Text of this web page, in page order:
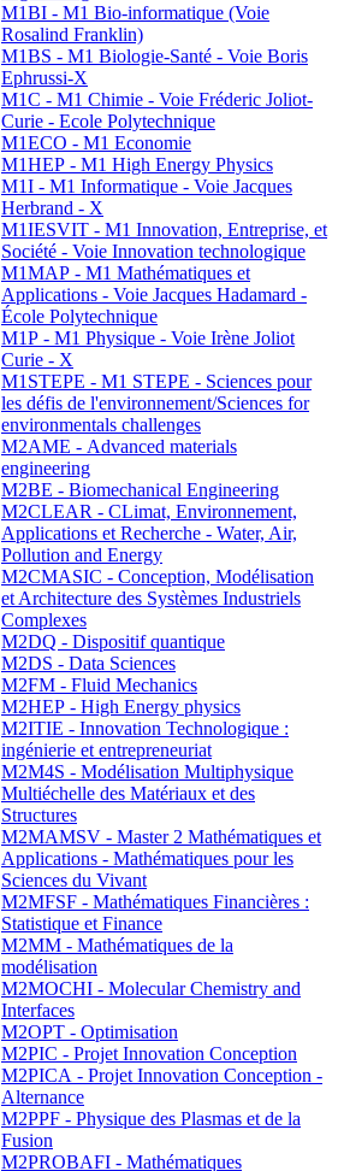
M1BI - M1 Bio-informatique (Voie
Rosalind Franklin)
M1BS - M1 Biologie-Santé - Voie Boris
Ephrussi-X
M1C - M1 Chimie - Voie Fréderic Joliot-
Curie - Ecole Polytechnique
M1ECO - M1 Economie
M1HEP - M1 High Energy Physics
M1I - M1 Informatique - Voie Jacques
Herbrand - X
M1IESVIT - M1 Innovation, Entreprise, et
Société - Voie Innovation technologique
M1MAP - M1 Mathématiques et
Applications - Voie Jacques Hadamard -
École Polytechnique
M1P - M1 Physique - Voie Irène Joliot
Curie - X
M1STEPE - M1 STEPE - Sciences pour
les défis de l'environnement/Sciences for
environmentals challenges
M2AME - Advanced materials
engineering
M2BE - Biomechanical Engineering
M2CLEAR - CLimat, Environnement,
Applications et Recherche - Water, Air,
Pollution and Energy
M2CMASIC - Conception, Modélisation
et Architecture des Systèmes Industriels
Complexes
M2DQ - Dispositif quantique
M2DS - Data Sciences
M2FM - Fluid Mechanics
M2HEP - High Energy physics
M2ITIE - Innovation Technologique :
ingénierie et entrepreneuriat
M2M4S - Modélisation Multiphysique
Multiéchelle des Matériaux et des
Structures
M2MAMSV - Master 2 Mathématiques et
Applications - Mathématiques pour les
Sciences du Vivant
M2MFSF - Mathématiques Financières :
Statistique et Finance
M2MM - Mathématiques de la
modélisation
M2MOCHI - Molecular Chemistry and
Interfaces
M2OPT - Optimisation
M2PIC - Projet Innovation Conception
M2PICA - Projet Innovation Conception -
Alternance
M2PPF - Physique des Plasmas et de la
Fusion
M2PROBAFI - Mathématiques